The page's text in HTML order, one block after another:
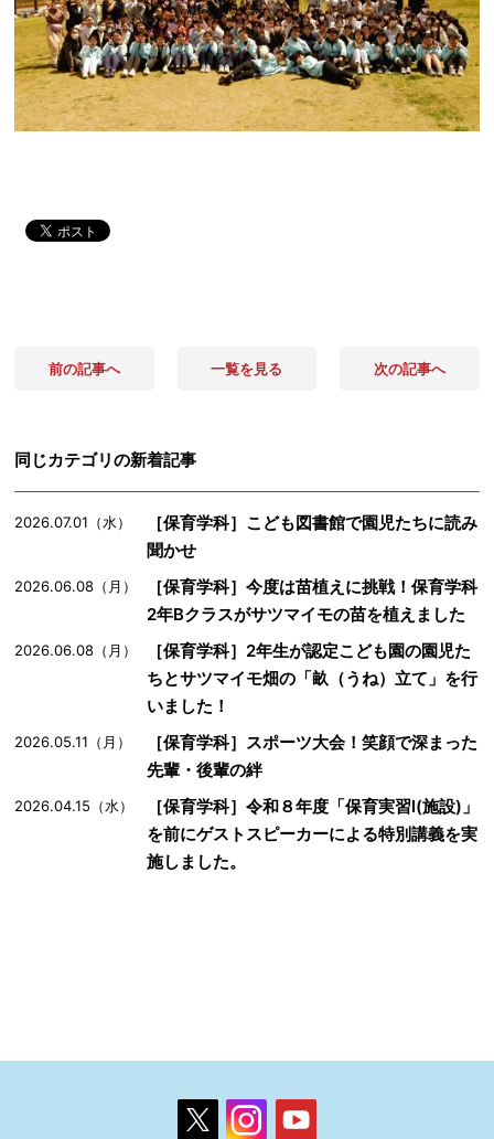
前の記事へ 一覧を見る 次の記事へ
同じカテゴリの新着記事
2026.07.01（水）
［保育学科］こども図書館で園児たちに読み
聞かせ
2026.06.08（月）
［保育学科］今度は苗植えに挑戦！保育学科
2年Bクラスがサツマイモの苗を植えました
2026.06.08（月）
［保育学科］2年生が認定こども園の園児た
ちとサツマイモ畑の「畝（うね）立て」を行
いました！
2026.05.11（月）
［保育学科］スポーツ大会！笑顔で深まった
先輩・後輩の絆
2026.04.15（水）
［保育学科］令和８年度「保育実習Ⅰ(施設)」
を前にゲストスピーカーによる特別講義を実
施しました。